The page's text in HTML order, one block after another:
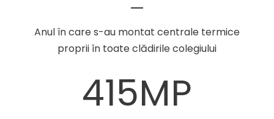
Anul în care s-au montat centrale termice
proprii în toate clădirile colegiului
415MP